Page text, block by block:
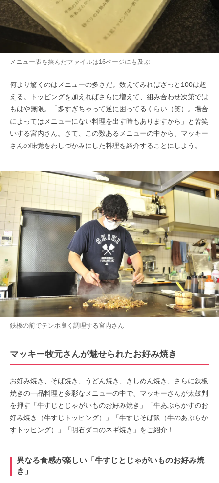
メニュー表を挟んだファイルは16ページにも及ぶ
何より驚くのはメニューの多さだ。数えてみればざっと100は超
える。トッピングを加えればさらに増えて、組み合わせ次第では
もはや無限。「多すぎちゃって逆に困ってるくらい（笑）。場合
によってはメニューにない料理を出す時もありますから」と苦笑
いする宮内さん。さて、この数あるメニューの中から、マッキー
さんの味覚をわしづかみにした料理を紹介することにしよう。
鉄板の前でテンポ良く調理する宮内さん
マッキー牧元さんが魅せられたお好み焼き
お好み焼き、そば焼き、うどん焼き、きしめん焼き、さらに鉄板
焼きの一品料理と多彩なメニューの中で、マッキーさんが太鼓判
を押す「牛すじとじゃがいものお好み焼き」「牛あぶらかすのお
好み焼き（牛すじトッピング）」「牛すじそば飯（牛のあぶらか
すトッピング）」「明石ダコのネギ焼き」をご紹介！
異なる食感が楽しい「牛すじとじゃがいものお好み焼
き」